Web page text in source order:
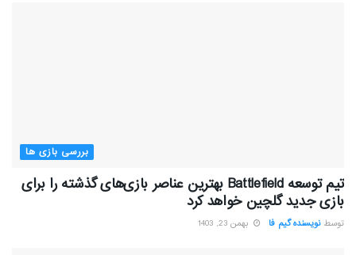
بررسی بازی ها
تیم توسعه Battlefield بهترین عناصر بازی‌های گذشته را برای
بازی جدید گلچین خواهد کرد
توسط نویسنده گیم فا بهمن 23, 1403